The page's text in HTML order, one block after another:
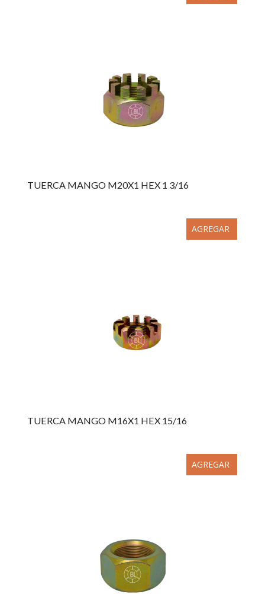
TUERCA MANGO M20X1 HEX 1 3/16
AGREGAR
TUERCA MANGO M16X1 HEX 15/16
AGREGAR